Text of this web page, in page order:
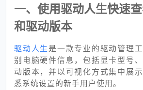
一、使用驱动人生快速
和驱动版本
驱动人生是一款专业的驱动管理
别电脑硬件信息，包括显卡型号
动版本，并以可视化方式集中展
悉系统设置的新手用户使用。